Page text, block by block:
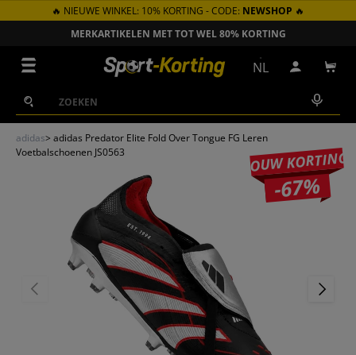
GA NAAR INHOUD
🔥 NIEUWE WINKEL: 10% KORTING - CODE: NEWSHOP 🔥
MERKARTIKELEN MET TOT WEL 80% KORTING
Zoeken
Zoeken
NL Inloggen
adidas> adidas Predator Elite Fold Over Tongue FG Leren
Voetbalschoenen JS0563
JOUW KORTING
-67%
VORIGE